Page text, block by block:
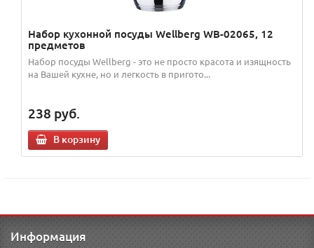
Набор кухонной посуды Wellberg WB-02065, 12
предметов
Набор посуды Wellberg - это не просто красота и изящность
на Вашей кухне, но и легкость в пригото...
238 руб.
В корзину
Информация